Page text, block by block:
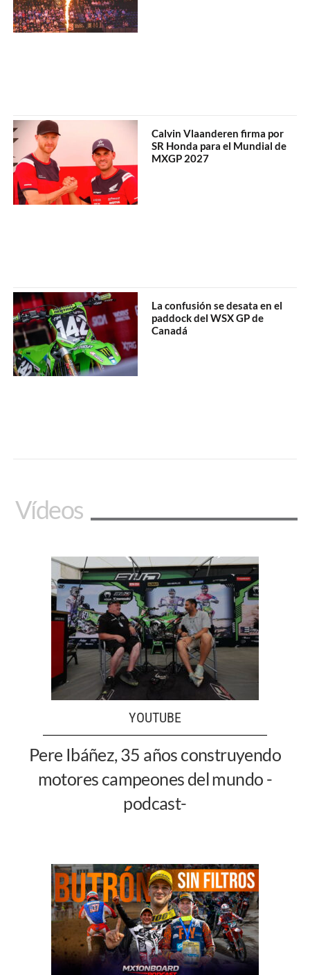
Calvin Vlaanderen firma por
SR Honda para el Mundial de
MXGP 2027
La confusión se desata en el
paddock del WSX GP de
Canadá
Vídeos
YOUTUBE
Pere Ibáñez, 35 años construyendo
motores campeones del mundo -
podcast-